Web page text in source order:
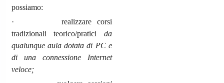
possiamo:
· realizzare corsi
tradizionali teorico/pratici da
qualunque aula dotata di PC e
di una connessione Internet
veloce;